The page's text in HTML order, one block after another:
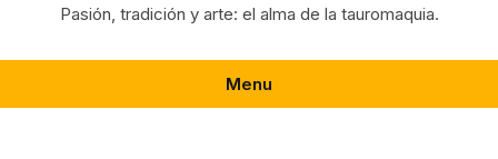
Pasión, tradición y arte: el alma de la tauromaquia.
Menu